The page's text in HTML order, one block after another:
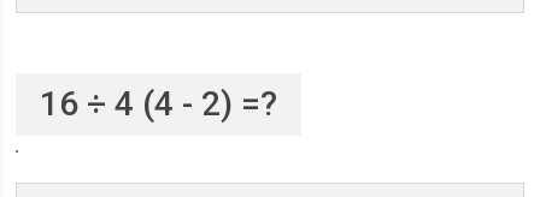
16 ÷ 4 (4 - 2) =?